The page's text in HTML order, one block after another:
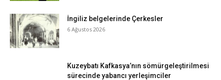
İngiliz belgelerinde Çerkesler
6 Ağustos 2026
Kuzeybatı Kafkasya’nın sömürgeleştirilmesi
sürecinde yabancı yerleşimciler